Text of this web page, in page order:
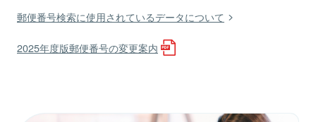
郵便番号検索に使用されているデータについて
2025年度版郵便番号の変更案内